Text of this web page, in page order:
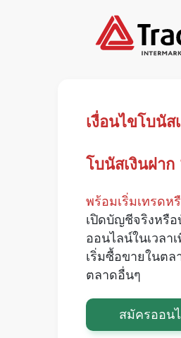
เงื่อนไขโบนัส
โบนัสเงินฝาก
พร้อมเริ่มเทรดห
เปิดบัญชีจริงหรื
ออนไลน์ในเวลา
เริ่มซื้อขายในตล
ตลาดอื่นๆ
สมัครออน